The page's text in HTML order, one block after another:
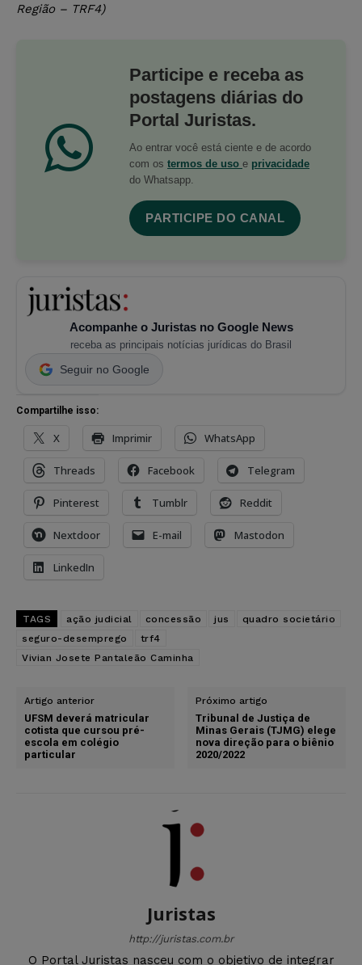
Região – TRF4)
Participe e receba as
postagens diárias do
Portal Juristas.
Ao entrar você está ciente e de acordo
com os termos de uso e privacidade
do Whatsapp.
PARTICIPE DO CANAL
Acompanhe o Juristas no Google News
receba as principais notícias jurídicas do Brasil
Seguir no Google
Compartilhe isso:
X Imprimir WhatsApp
Threads Facebook Telegram
Pinterest Tumblr Reddit
Nextdoor E-mail Mastodon
LinkedIn
TAGS ação judicial concessão jus
quadro societário
seguro-desemprego
trf4
Vivian Josete Pantaleão Caminha
Artigo anterior
UFSM deverá matricular
cotista que cursou pré-
escola em colégio
particular
Próximo artigo
Tribunal de Justiça de
Minas Gerais (TJMG) elege
nova direção para o biênio
2020/2022
Juristas
http://juristas.com.br
O Portal Juristas nasceu com o objetivo de integrar